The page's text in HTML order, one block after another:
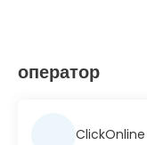
оператор
ClickOnline